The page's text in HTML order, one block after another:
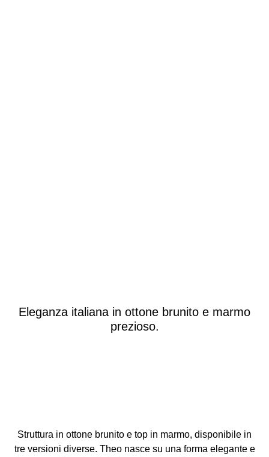
Eleganza italiana in ottone brunito e marmo
prezioso.
Struttura in ottone brunito e top in marmo, disponibile in
tre versioni diverse. Theo nasce su una forma elegante e